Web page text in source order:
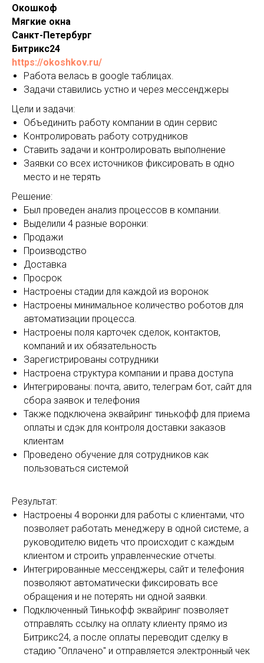
Окошкоф
Мягкие окна
Санкт-Петербург
Битрикс24
https://okoshkov.ru/
Работа велась в google таблицах.
Задачи ставились устно и через мессенджеры
Цели и задачи:
Объединить работу компании в один сервис
Контролировать работу сотрудников
Ставить задачи и контролировать выполнение
Заявки со всех источников фиксировать в одно
место и не терять
Решение:
Был проведен анализ процессов в компании.
Выделили 4 разные воронки:
Продажи
Производство
Доставка
Просрок
Настроены стадии для каждой из воронок
Настроены минимальное количество роботов для
автоматизации процесса.
Настроены поля карточек сделок, контактов,
компаний и их обязательность
Зарегистрированы сотрудники
Настроена структура компании и права доступа
Интегрированы: почта, авито, телеграм бот, сайт для
сбора заявок и телефония
Также подключена эквайринг тинькофф для приема
оплаты и сдэк для контроля доставки заказов
клиентам
Проведено обучение для сотрудников как
пользоваться системой
Результат:
Настроены 4 воронки для работы с клиентами, что
позволяет работать менеджеру в одной системе, а
руководителю видеть что происходит с каждым
клиентом и строить управленческие отчеты.
Интегрированные мессенджеры, сайт и телефония
позволяют автоматически фиксировать все
обращения и не потерять ни одной заявки.
Подключенный Тинькофф эквайринг позволяет
отправлять ссылку на оплату клиенту прямо из
Битрикс24, а после оплаты переводит сделку в
стадию "Оплачено" и отправляется электронный чек